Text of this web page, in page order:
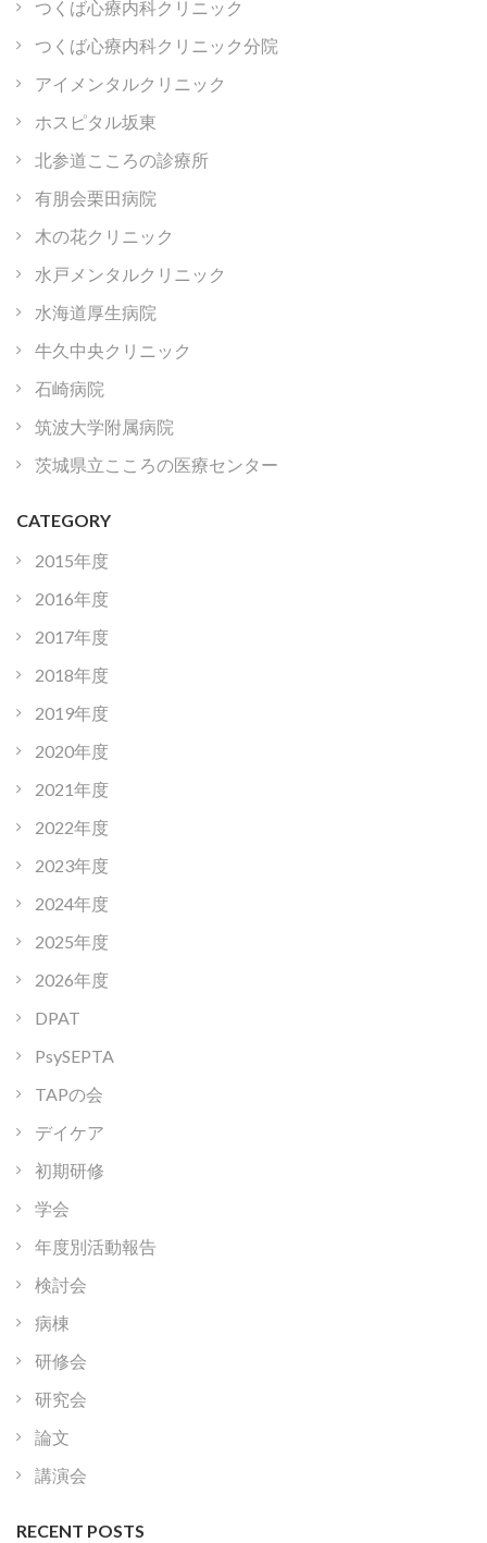
つくば心療内科クリニック
つくば心療内科クリニック分院
アイメンタルクリニック
ホスピタル坂東
北参道こころの診療所
有朋会栗田病院
木の花クリニック
水戸メンタルクリニック
水海道厚生病院
牛久中央クリニック
石崎病院
筑波大学附属病院
茨城県立こころの医療センター
CATEGORY
2015年度
2016年度
2017年度
2018年度
2019年度
2020年度
2021年度
2022年度
2023年度
2024年度
2025年度
2026年度
DPAT
PsySEPTA
TAPの会
デイケア
初期研修
学会
年度別活動報告
検討会
病棟
研修会
研究会
論文
講演会
RECENT POSTS